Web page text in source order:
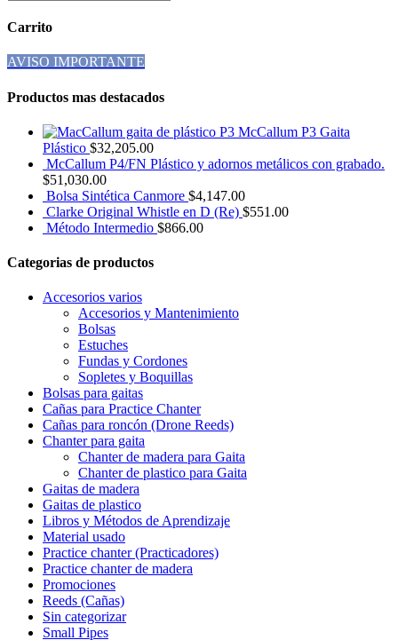
Carrito
AVISO IMPORTANTE
Productos mas destacados
McCallum P3 Gaita
Plástico $32,205.00
McCallum P4/FN Plástico y adornos metálicos con grabado.
$51,030.00
Bolsa Sintética Canmore $4,147.00
Clarke Original Whistle en D (Re) $551.00
Método Intermedio $866.00
Categorias de productos
Accesorios varios
Accesorios y Mantenimiento
Bolsas
Estuches
Fundas y Cordones
Sopletes y Boquillas
Bolsas para gaitas
Cañas para Practice Chanter
Cañas para roncón (Drone Reeds)
Chanter para gaita
Chanter de madera para Gaita
Chanter de plastico para Gaita
Gaitas de madera
Gaitas de plastico
Libros y Métodos de Aprendizaje
Material usado
Practice chanter (Practicadores)
Practice chanter de madera
Promociones
Reeds (Cañas)
Sin categorizar
Small Pipes